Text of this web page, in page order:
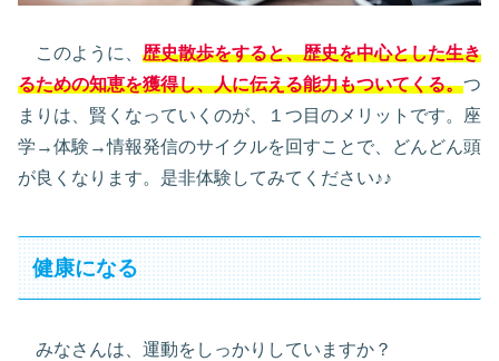
このように、 歴史散歩をすると、歴史を中心とした生き
るための知恵を獲得し、人に伝える能力もついてくる。つ
まりは、賢くなっていくのが、１つ目のメリットです。座
学→体験→情報発信のサイクルを回すことで、どんどん頭
が良くなります。是非体験してみてください♪♪
健康になる
みなさんは、運動をしっかりしていますか？